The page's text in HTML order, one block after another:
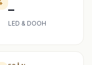
–
LED & DOOH